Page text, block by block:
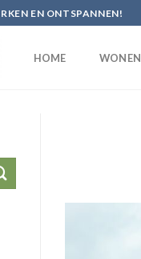
EN ONTSPANNEN!
HOME WONEN